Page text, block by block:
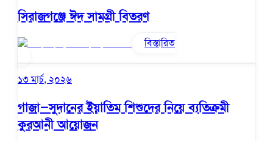
সিরাজগঞ্জে ঈদ সামগ্রী বিতরণ
বিস্তারিত
১৩ মার্চ, ২০২৬
গাজা–সুদানের ইয়াতিম শিশুদের নিয়ে ব্যতিক্রমী
কুরআনী আয়োজন